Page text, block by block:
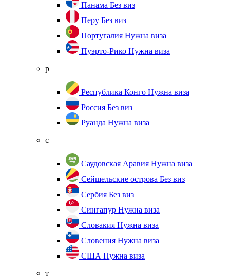
Панама Без виз
Перу Без виз
Португалия Нужна виза
Пуэрто-Рико Нужна виза
р
Республика Конго Нужна виза
Россия Без виз
Руанда Нужна виза
с
Саудовская Аравия Нужна виза
Сейшельские острова Без виз
Сербия Без виз
Сингапур Нужна виза
Словакия Нужна виза
Словения Нужна виза
США Нужна виза
т